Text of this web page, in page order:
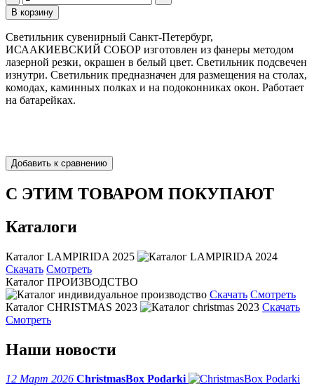
Светильник сувенирный Санкт-Петербург,
ИСААКИЕВСКИЙ СОБОР изготовлен из фанеры методом
лазерной резки, окрашен в белый цвет. Светильник подсвечен
изнутри. Светильник предназначен для размещения на столах,
комодах, каминных полках и на подоконниках окон. Работает
на батарейках.
С ЭТИМ ТОВАРОМ ПОКУПАЮТ
Каталоги
Каталог LAMPIRIDA 2025
Скачать Смотреть
Каталог ПРОИЗВОДСТВО
Скачать Смотреть
Каталог CHRISTMAS 2023
Скачать
Смотреть
Наши новости
12 Март 2026 ChristmasBox Podarki